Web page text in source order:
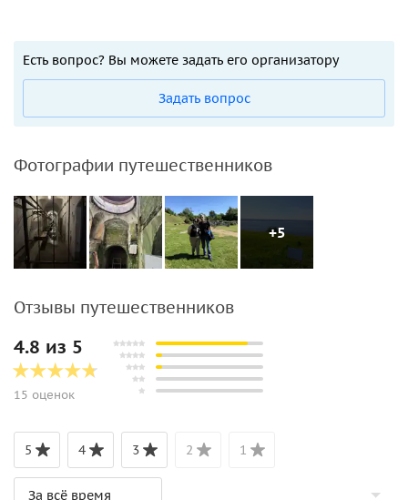
Есть вопрос? Вы можете задать его организатору
Задать вопрос
Фотографии путешественников
+5
Отзывы путешественников
4.8 из 5
15 оценок
5 4 3 2 1